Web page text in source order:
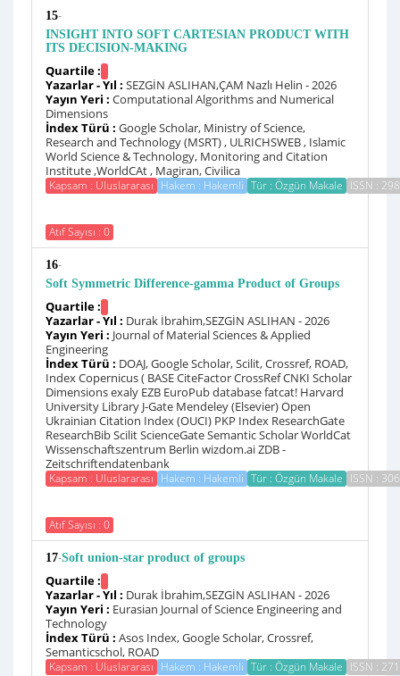
15-
INSIGHT INTO SOFT CARTESIAN PRODUCT WITH
ITS DECISION-MAKING
Quartile :
Yazarlar - Yıl : SEZGİN ASLIHAN,ÇAM Nazlı Helin - 2026
Yayın Yeri : Computational Algorithms and Numerical
Dimensions
İndex Türü : Google Scholar, Ministry of Science,
Research and Technology (MSRT) , ULRICHSWEB , Islamic
World Science & Technology, Monitoring and Citation
Institute ,WorldCAt , Magiran, Civilica
Kapsam : Uluslararası Hakem : Hakemli Tür : Özgün Makale ISSN :
Atıf Sayısı : 0
16-
Soft Symmetric Difference-gamma Product of Groups
Quartile :
Yazarlar - Yıl : Durak İbrahim,SEZGİN ASLIHAN - 2026
Yayın Yeri : Journal of Material Sciences & Applied
Engineering
İndex Türü : DOAJ, Google Scholar, Scilit, Crossref, ROAD,
Index Copernicus ( BASE CiteFactor CrossRef CNKI Scholar
Dimensions exaly EZB EuroPub database fatcat! Harvard
University Library J-Gate Mendeley (Elsevier) Open
Ukrainian Citation Index (OUCI) PKP Index ResearchGate
ResearchBib Scilit ScienceGate Semantic Scholar WorldCat
Wissenschaftszentrum Berlin wizdom.ai ZDB -
Zeitschriftendatenbank
Kapsam : Uluslararası Hakem : Hakemli Tür : Özgün Makale ISSN :
Atıf Sayısı : 0
17-Soft union-star product of groups
Quartile :
Yazarlar - Yıl : Durak İbrahim,SEZGİN ASLIHAN - 2026
Yayın Yeri : Eurasian Journal of Science Engineering and
Technology
İndex Türü : Asos Index, Google Scholar, Crossref,
Semanticschol, ROAD
Kapsam : Uluslararası Hakem : Hakemli Tür : Özgün Makale ISSN :